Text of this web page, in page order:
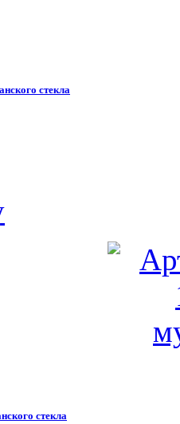
стекла
стекла